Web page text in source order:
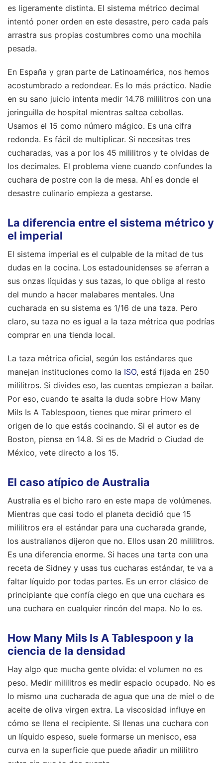
es ligeramente distinta. El sistema métrico decimal
intentó poner orden en este desastre, pero cada país
arrastra sus propias costumbres como una mochila
pesada.
En España y gran parte de Latinoamérica, nos hemos
acostumbrado a redondear. Es lo más práctico. Nadie
en su sano juicio intenta medir 14.78 mililitros con una
jeringuilla de hospital mientras saltea cebollas.
Usamos el 15 como número mágico. Es una cifra
redonda. Es fácil de multiplicar. Si necesitas tres
cucharadas, vas a por los 45 mililitros y te olvidas de
los decimales. El problema viene cuando confundes la
cuchara de postre con la de mesa. Ahí es donde el
desastre culinario empieza a gestarse.
La diferencia entre el sistema métrico y
el imperial
El sistema imperial es el culpable de la mitad de tus
dudas en la cocina. Los estadounidenses se aferran a
sus onzas líquidas y sus tazas, lo que obliga al resto
del mundo a hacer malabares mentales. Una
cucharada en su sistema es 1/16 de una taza. Pero
claro, su taza no es igual a la taza métrica que podrías
comprar en una tienda local.
La taza métrica oficial, según los estándares que
manejan instituciones como la ISO, está fijada en 250
mililitros. Si divides eso, las cuentas empiezan a bailar.
Por eso, cuando te asalta la duda sobre How Many
Mils Is A Tablespoon, tienes que mirar primero el
origen de lo que estás cocinando. Si el autor es de
Boston, piensa en 14.8. Si es de Madrid o Ciudad de
México, vete directo a los 15.
El caso atípico de Australia
Australia es el bicho raro en este mapa de volúmenes.
Mientras que casi todo el planeta decidió que 15
mililitros era el estándar para una cucharada grande,
los australianos dijeron que no. Ellos usan 20 mililitros.
Es una diferencia enorme. Si haces una tarta con una
receta de Sidney y usas tus cucharas estándar, te va a
faltar líquido por todas partes. Es un error clásico de
principiante que confía ciego en que una cuchara es
una cuchara en cualquier rincón del mapa. No lo es.
How Many Mils Is A Tablespoon y la
ciencia de la densidad
Hay algo que mucha gente olvida: el volumen no es
peso. Medir mililitros es medir espacio ocupado. No es
lo mismo una cucharada de agua que una de miel o de
aceite de oliva virgen extra. La viscosidad influye en
cómo se llena el recipiente. Si llenas una cuchara con
un líquido espeso, suele formarse un menisco, esa
curva en la superficie que puede añadir un mililitro